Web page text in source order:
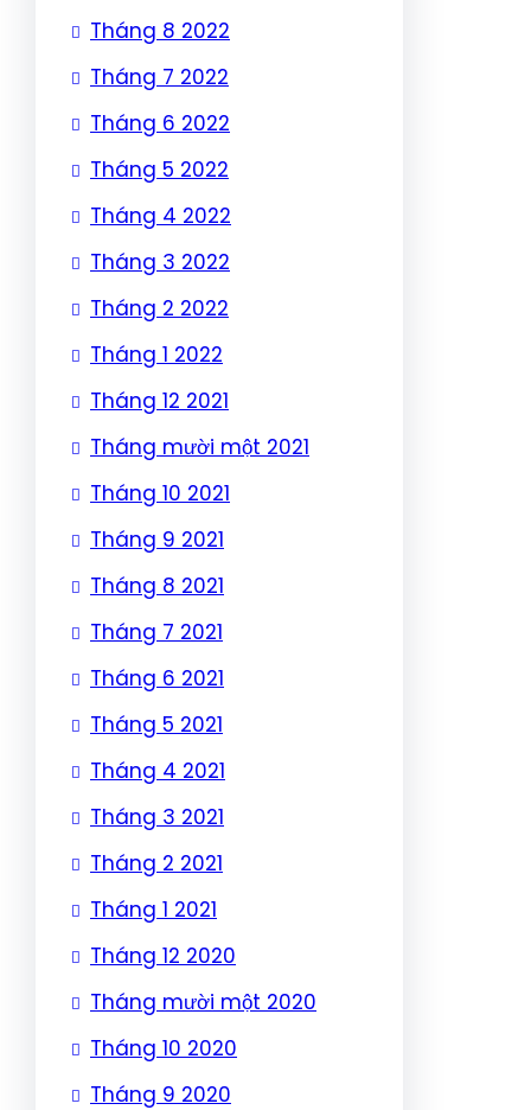
Tháng 8 2022
Tháng 7 2022
Tháng 6 2022
Tháng 5 2022
Tháng 4 2022
Tháng 3 2022
Tháng 2 2022
Tháng 1 2022
Tháng 12 2021
Tháng mười một 2021
Tháng 10 2021
Tháng 9 2021
Tháng 8 2021
Tháng 7 2021
Tháng 6 2021
Tháng 5 2021
Tháng 4 2021
Tháng 3 2021
Tháng 2 2021
Tháng 1 2021
Tháng 12 2020
Tháng mười một 2020
Tháng 10 2020
Tháng 9 2020